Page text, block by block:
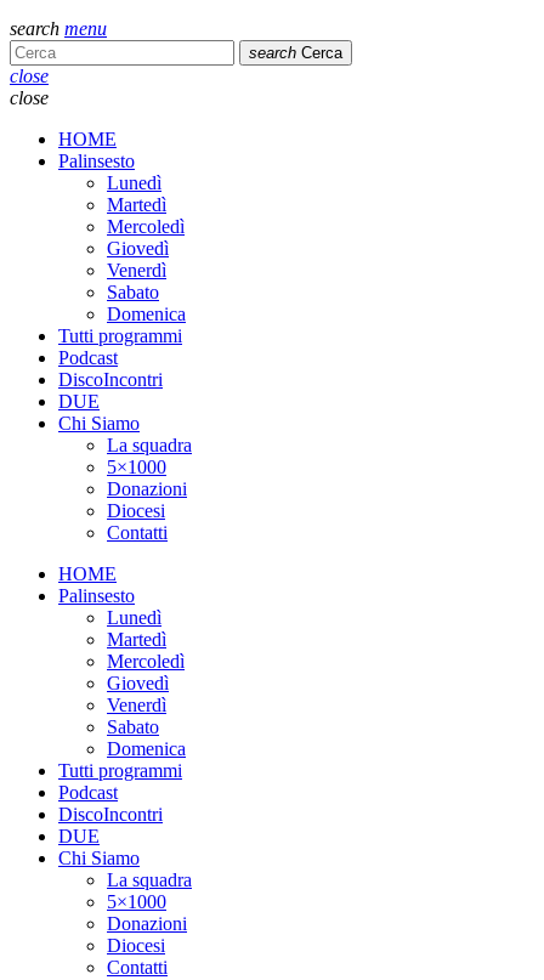
search menu
search Cerca
close
close
HOME
Palinsesto
Lunedì
Martedì
Mercoledì
Giovedì
Venerdì
Sabato
Domenica
Tutti programmi
Podcast
DiscoIncontri
DUE
Chi Siamo
La squadra
5×1000
Donazioni
Diocesi
Contatti
HOME
Palinsesto
Lunedì
Martedì
Mercoledì
Giovedì
Venerdì
Sabato
Domenica
Tutti programmi
Podcast
DiscoIncontri
DUE
Chi Siamo
La squadra
5×1000
Donazioni
Diocesi
Contatti